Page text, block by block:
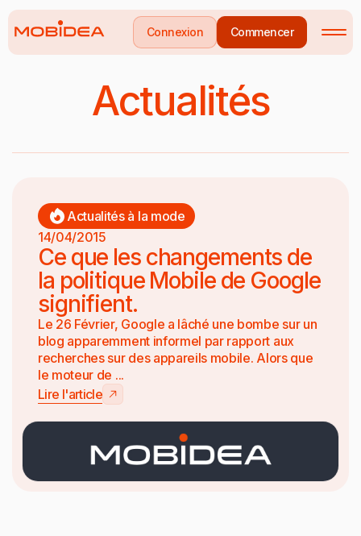
Connexion Commencer
Actualités
Actualités à la mode
14/04/2015
Ce que les changements de
la politique Mobile de Google
signifient.
Le 26 Février, Google a lâché une bombe sur un
blog apparemment informel par rapport aux
recherches sur des appareils mobile. Alors que
le moteur de ...
Lire l'article